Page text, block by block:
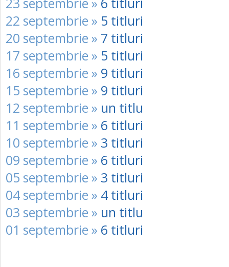
22 septembrie » 5 titluri
20 septembrie » 7 titluri
17 septembrie » 5 titluri
16 septembrie » 9 titluri
15 septembrie » 9 titluri
12 septembrie » un titlu
11 septembrie » 6 titluri
10 septembrie » 3 titluri
09 septembrie » 6 titluri
05 septembrie » 3 titluri
04 septembrie » 4 titluri
03 septembrie » un titlu
01 septembrie » 6 titluri